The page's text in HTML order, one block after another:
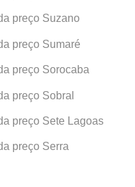
preço Suzano
preço Sumaré
preço Sorocaba
preço Sobral
preço Sete Lagoas
preço Serra